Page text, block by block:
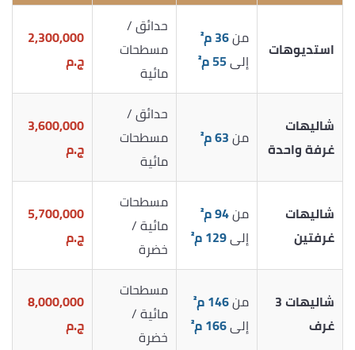
استديوهات من36 م²
إلى55 م²
حدائق /
مسطحات
مائية
2,300,000
ج.م
شاليهات
غرفة واحدة
من63 م²
حدائق /
مسطحات
مائية
3,600,000
ج.م
شاليهات
غرفتين
من94 م²
إلى129 م²
مسطحات
مائية /
خضرة
5,700,000
ج.م
شاليهات 3
غرف
من146 م²
إلى166 م²
مسطحات
مائية /
خضرة
8,000,000
ج.م